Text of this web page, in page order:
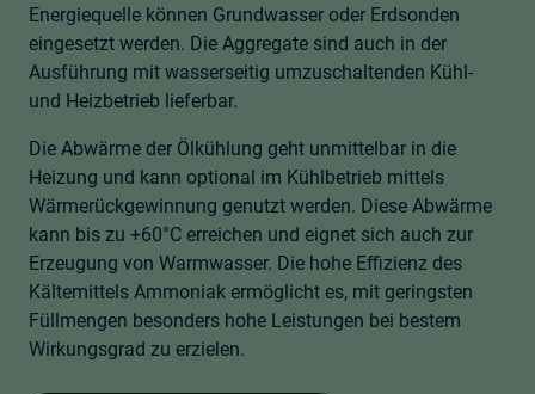
Energiequelle können Grundwasser oder Erdsonden
eingesetzt werden. Die Aggregate sind auch in der
Ausführung mit wasserseitig umzuschaltenden Kühl-
und Heizbetrieb lieferbar.
Die Abwärme der Ölkühlung geht unmittelbar in die
Heizung und kann optional im Kühlbetrieb mittels
Wärmerückgewinnung genutzt werden. Diese Abwärme
kann bis zu +60°C erreichen und eignet sich auch zur
Erzeugung von Warmwasser. Die hohe Effizienz des
Kältemittels Ammoniak ermöglicht es, mit geringsten
Füllmengen besonders hohe Leistungen bei bestem
Wirkungsgrad zu erzielen.